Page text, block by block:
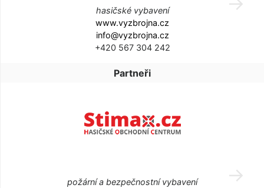
hasičské vybavení
www.vyzbrojna.cz
info@vyzbrojna.cz
+420 567 304 242
Partneři
požární a bezpečnostní vybavení